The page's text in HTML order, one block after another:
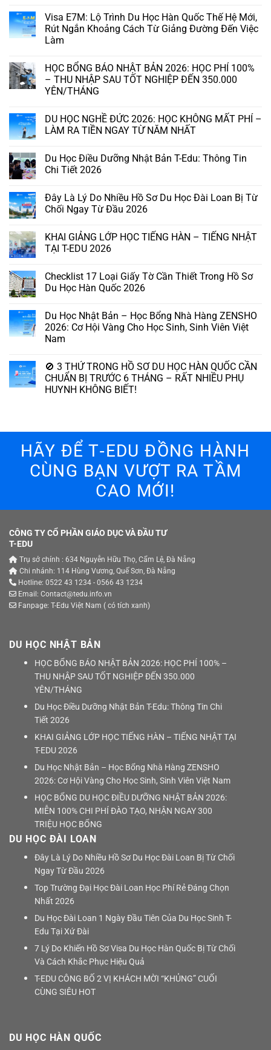
Visa E7M: Lộ Trình Du Học Hàn Quốc Thế Hệ Mới,
Rút Ngắn Khoảng Cách Từ Giảng Đường Đến Việc
Làm
HỌC BỔNG BÁO NHẬT BẢN 2026: HỌC PHÍ 100%
– THU NHẬP SAU TỐT NGHIỆP ĐẾN 350.000
YÊN/THÁNG
DU HỌC NGHỀ ĐỨC 2026: HỌC KHÔNG MẤT PHÍ –
LÀM RA TIỀN NGAY TỪ NĂM NHẤT
Du Học Điều Dưỡng Nhật Bản T-Edu: Thông Tin
Chi Tiết 2026
Đây Là Lý Do Nhiều Hồ Sơ Du Học Đài Loan Bị Từ
Chối Ngay Từ Đầu 2026
KHAI GIẢNG LỚP HỌC TIẾNG HÀN – TIẾNG NHẬT
TẠI T-EDU 2026
Checklist 17 Loại Giấy Tờ Cần Thiết Trong Hồ Sơ
Du Học Hàn Quốc 2026
Du Học Nhật Bản – Học Bổng Nhà Hàng ZENSHO
2026: Cơ Hội Vàng Cho Học Sinh, Sinh Viên Việt
Nam
🚫 3 THỨ TRONG HỒ SƠ DU HỌC HÀN QUỐC CẦN
CHUẨN BỊ TRƯỚC 6 THÁNG – RẤT NHIỀU PHỤ
HUYNH KHÔNG BIẾT!
HÃY ĐỂ T‑EDU ĐỒNG HÀNH
CÙNG BẠN VƯỢT RA TẦM
CAO MỚI!
CÔNG TY CỔ PHẦN GIÁO DỤC VÀ ĐẦU TƯ
T-EDU
Trụ sở chính : 634 Nguyễn Hữu Thọ, Cẩm Lệ, Đà Nẵng
Chi nhánh: 114 Hùng Vương, Quế Sơn, Đà Nẵng
Hotline: 0522 43 1234 - 0566 43 1234
Email: Contact@tedu.info.vn
Fanpage: T-Edu Việt Nam ( có tích xanh)
DU HỌC NHẬT BẢN
HỌC BỔNG BÁO NHẬT BẢN 2026: HỌC PHÍ 100% –
THU NHẬP SAU TỐT NGHIỆP ĐẾN 350.000
YÊN/THÁNG
Du Học Điều Dưỡng Nhật Bản T-Edu: Thông Tin Chi
Tiết 2026
KHAI GIẢNG LỚP HỌC TIẾNG HÀN – TIẾNG NHẬT TẠI
T-EDU 2026
Du Học Nhật Bản – Học Bổng Nhà Hàng ZENSHO
2026: Cơ Hội Vàng Cho Học Sinh, Sinh Viên Việt Nam
HỌC BỔNG DU HỌC ĐIỀU DƯỠNG NHẬT BẢN 2026:
MIỄN 100% CHI PHÍ ĐÀO TẠO, NHẬN NGAY 300
TRIỆU HỌC BỔNG
DU HỌC ĐÀI LOAN
Đây Là Lý Do Nhiều Hồ Sơ Du Học Đài Loan Bị Từ Chối
Ngay Từ Đầu 2026
Top Trường Đại Học Đài Loan Học Phí Rẻ Đáng Chọn
Nhất 2026
Du Học Đài Loan 1 Ngày Đầu Tiên Của Du Học Sinh T-
Edu Tại Xứ Đài
7 Lý Do Khiến Hồ Sơ Visa Du Học Hàn Quốc Bị Từ Chối
Và Cách Khắc Phục Hiệu Quả
T-EDU CÔNG BỐ 2 VỊ KHÁCH MỜI “KHỦNG” CUỐI
CÙNG SIÊU HOT
DU HỌC HÀN QUỐC